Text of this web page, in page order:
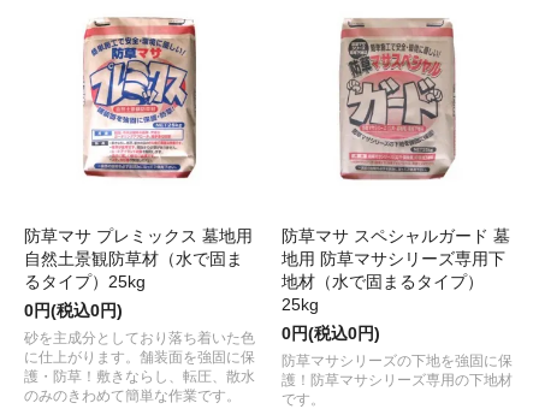
防草マサ プレミックス 墓地用
自然土景観防草材（水で固ま
るタイプ）25kg
0円(税込0円)
砂を主成分としており落ち着いた色
に仕上がります。舗装面を強固に保
護・防草！敷きならし、転圧、散水
のみのきわめて簡単な作業です。
防草マサ スペシャルガード 墓
地用 防草マサシリーズ専用下
地材（水で固まるタイプ）
25kg
0円(税込0円)
防草マサシリーズの下地を強固に保
護！防草マサシリーズ専用の下地材
です。